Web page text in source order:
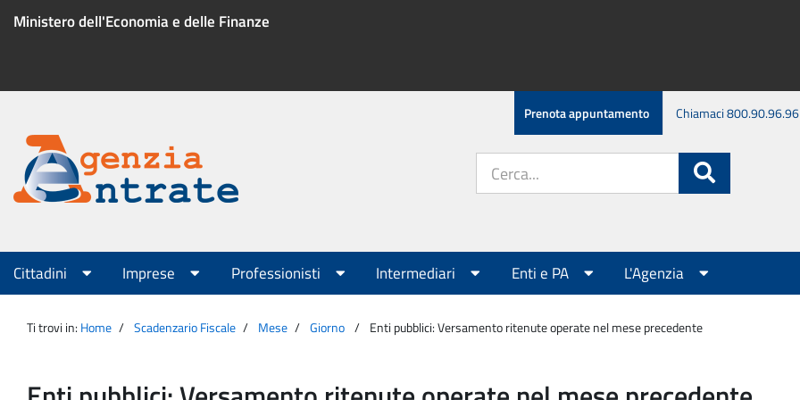
Ministero dell'Economia e delle Finanze
Menu
servizio
Prenota appuntamento Chiamaci 800.90.96.96
Agenzia
Entrate
sito:
Menu
principale
Cittadini Imprese Professionisti Intermediari Enti e PA L'Agenzia
Ti trovi in: Home Scadenzario Fiscale Mese Giorno Enti pubblici: Versamento ritenute operate nel mese precedente